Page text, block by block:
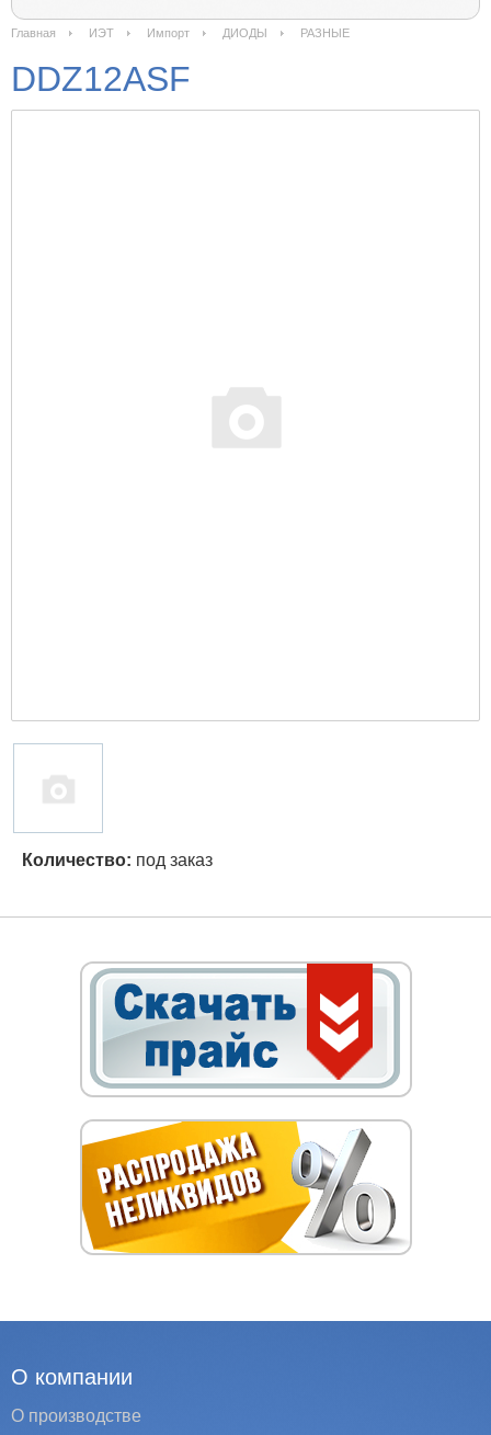
Главная ИЭТ Импорт ДИОДЫ РАЗНЫЕ
DDZ12ASF
Количество: под заказ
О компании
О производстве